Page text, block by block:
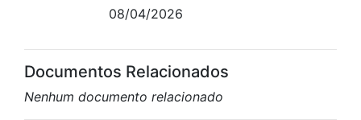
08/04/2026
Documentos Relacionados
Nenhum documento relacionado